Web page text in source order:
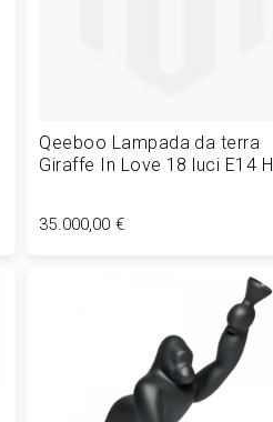
Qeeboo Lampada da terra
Giraffe In Love 18 luci E14 H
35.000,00 €